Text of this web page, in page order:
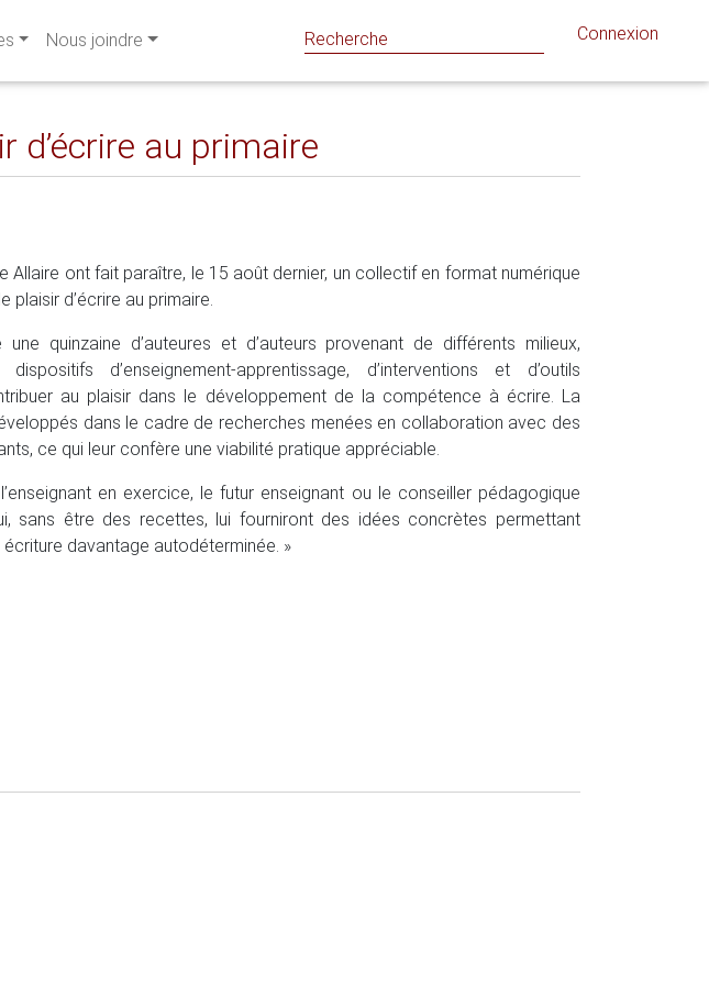
Nous joindre Connexion
d’écrire au primaire
Allaire ont fait paraître, le 15 août dernier, un collectif en format numérique
plaisir d’écrire au primaire.
quinzaine d’auteures et d’auteurs provenant de différents milieux,
d’enseignement-apprentissage, d’interventions et d’outils
au plaisir dans le développement de la compétence à écrire. La
dans le cadre de recherches menées en collaboration avec des
ce qui leur confère une viabilité pratique appréciable.
en exercice, le futur enseignant ou le conseiller pédagogique
sans être des recettes, lui fourniront des idées concrètes permettant
écriture davantage autodéterminée. »